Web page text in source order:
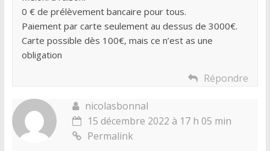
0 € de prélèvement bancaire pour tous.
Paiement par carte seulement au dessus de 3000€.
Carte possible dès 100€, mais ce n’est as une
obligation
Répondre
nicolasbonnal
15 décembre 2022 à 17 h 05 min
Permalink